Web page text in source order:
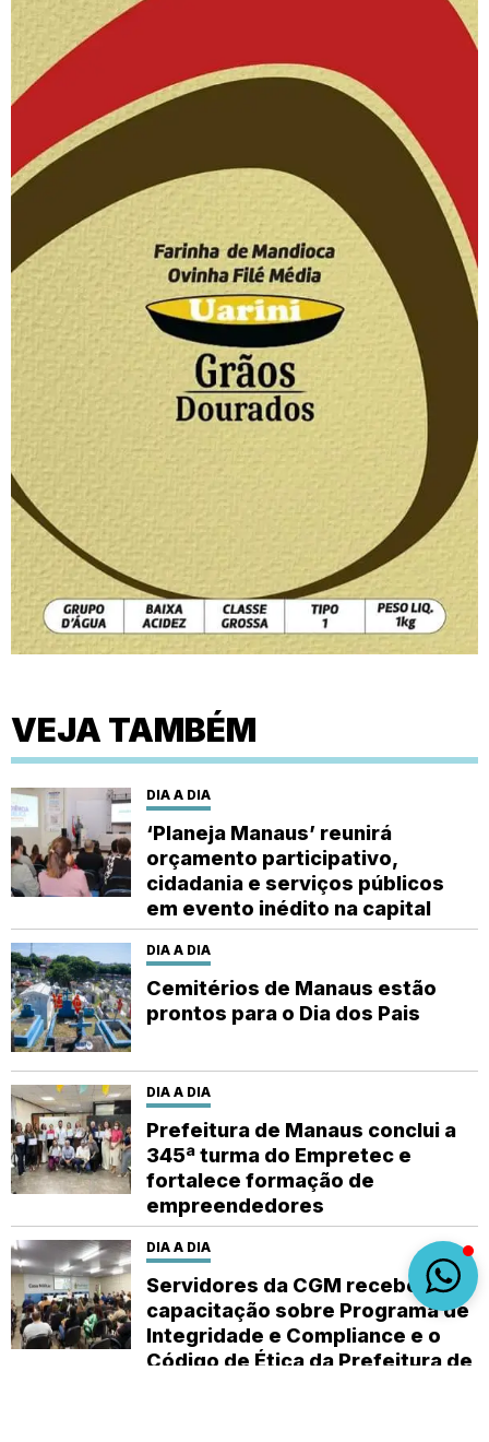
VEJA TAMBÉM
DIA A DIA
‘Planeja Manaus’ reunirá
orçamento participativo,
cidadania e serviços públicos
em evento inédito na capital
DIA A DIA
Cemitérios de Manaus estão
prontos para o Dia dos Pais
DIA A DIA
Prefeitura de Manaus conclui a
345ª turma do Empretec e
fortalece formação de
empreendedores
DIA A DIA
Servidores da CGM recebem
capacitação sobre Programa de
Integridade e Compliance e o
Código de Ética da Prefeitura de